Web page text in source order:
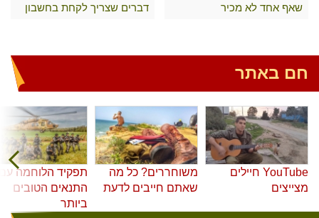
שאף אחד לא מכיר
דברים שצריך לקחת בחשבון
חם באתר
YouTube חיילים
מצייצים
משוחררים? כל מה
שאתם חייבים לדעת
תפקיד הלוחמה
התנאים הטובים
ביותר